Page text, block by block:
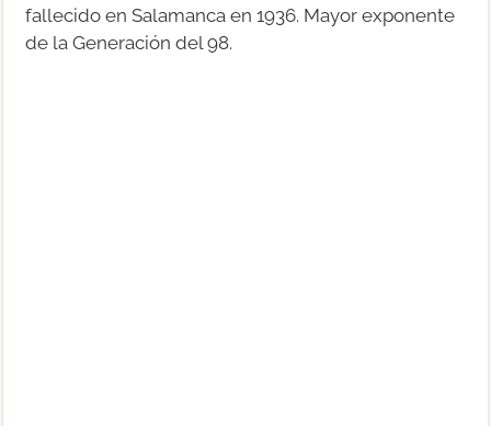
fallecido en Salamanca en 1936. Mayor exponente
de la Generación del 98.